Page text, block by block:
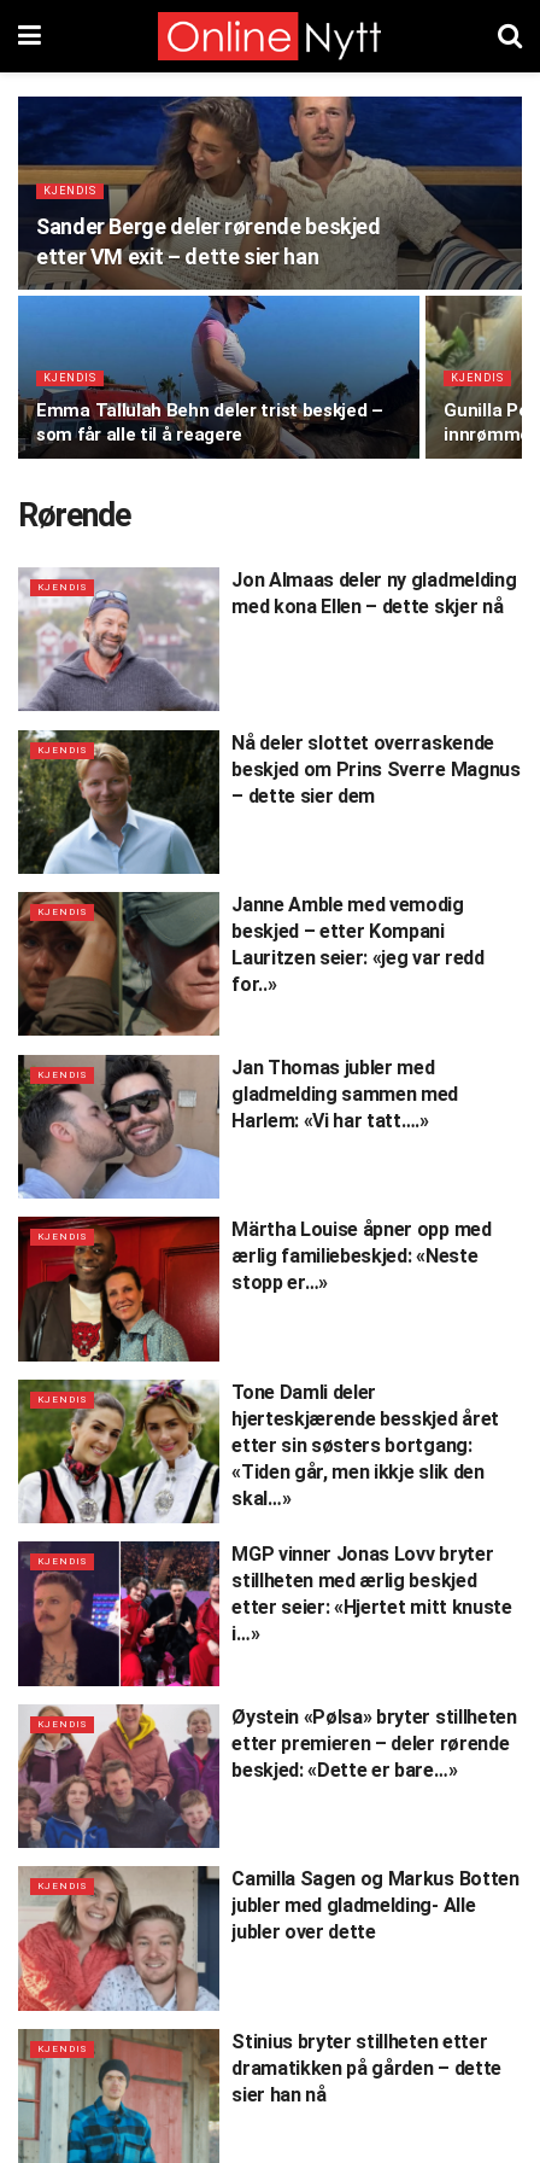
KJENDIS
Sander Berge deler rørende beskjed
etter VM exit – dette sier han
KJENDIS
Emma Tallulah Behn deler trist beskjed –
som får alle til å reagere
KJENDIS
Gunilla
Rørende
KJENDIS
Jon Almaas deler ny gladmelding
med kona Ellen – dette skjer nå
KJENDIS
Nå deler slottet overraskende
beskjed om Prins Sverre Magnus
– dette sier dem
KJENDIS
Janne Amble med vemodig
beskjed – etter Kompani
Lauritzen seier: «jeg var redd
for..»
KJENDIS
Jan Thomas jubler med
gladmelding sammen med
Harlem: «Vi har tatt….»
KJENDIS
Märtha Louise åpner opp med
ærlig familiebeskjed: «Neste
stopp er…»
KJENDIS
Tone Damli deler
hjerteskjærende besskjed året
etter sin søsters bortgang:
«Tiden går, men ikkje slik den
skal…»
KJENDIS
MGP vinner Jonas Lovv bryter
stillheten med ærlig beskjed
etter seier: «Hjertet mitt knuste
i…»
KJENDIS
Øystein «Pølsa» bryter stillheten
etter premieren – deler rørende
beskjed: «Dette er bare…»
KJENDIS
Camilla Sagen og Markus Botten
jubler med gladmelding- Alle
jubler over dette
KJENDIS
Stinius bryter stillheten etter
dramatikken på gården – dette
sier han nå